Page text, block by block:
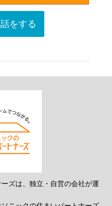
をする
ズは、独立・自営の会社が運